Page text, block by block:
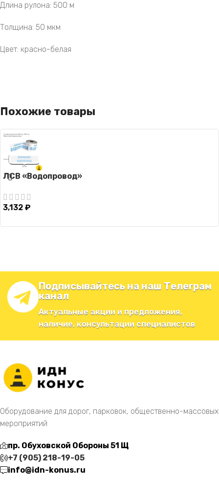
Длина рулона: 500 м
Толщина: 50 мкм
Цвет: красно-белая
Похожие товары
ЛСВ «Водопровод»
3,132 ₽
Подписывайтесь на наш Телеграм
канал
Актуальные акции и предложения,
наличие, консультации специалистов
Оборудование для дорог, парковок, общественно-массовых
мероприятий
пр. Обуховской Обороны 51 Щ
+7 (905) 218-19-05
info@idn-konus.ru